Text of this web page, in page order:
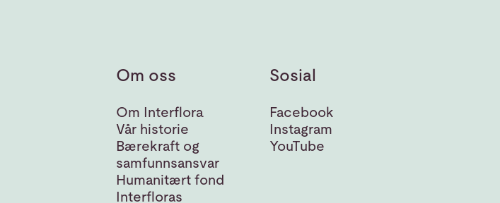
Om oss
Om Interflora
Vår historie
Bærekraft og
samfunnsansvar
Humanitært fond
Interfloras
Sosial
Facebook
Instagram
YouTube